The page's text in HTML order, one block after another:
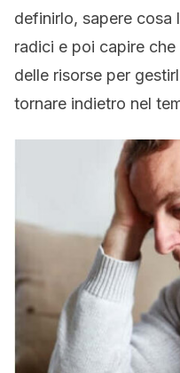
definirlo, sapere cosa
radici e poi capire
delle risorse per
tornare indietro nel